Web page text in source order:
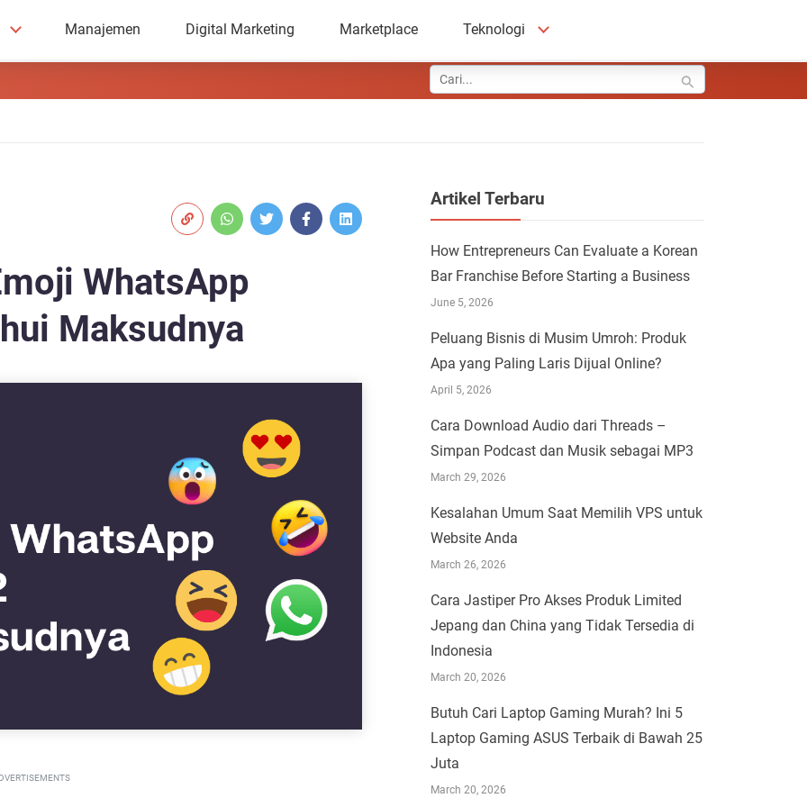
Manajemen Digital Marketing Marketplace Teknologi
WhatsApp
Maksudnya
Artikel Terbaru
How Entrepreneurs Can Evaluate a Korean
Bar Franchise Before Starting a Business
June 5, 2026
Peluang Bisnis di Musim Umroh: Produk
Apa yang Paling Laris Dijual Online?
April 5, 2026
Cara Download Audio dari Threads –
Simpan Podcast dan Musik sebagai MP3
March 29, 2026
Kesalahan Umum Saat Memilih VPS untuk
Website Anda
March 26, 2026
Cara Jastiper Pro Akses Produk Limited
Jepang dan China yang Tidak Tersedia di
Indonesia
March 20, 2026
Butuh Cari Laptop Gaming Murah? Ini 5
Laptop Gaming ASUS Terbaik di Bawah 25
Juta
March 20, 2026